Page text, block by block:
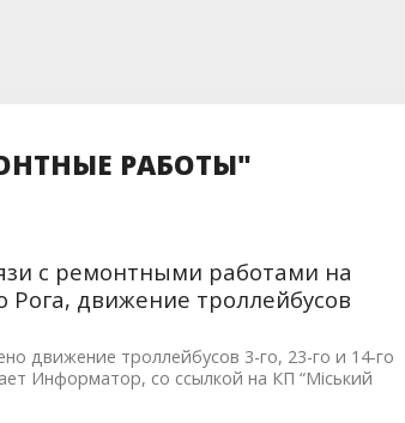
РАБОТЫ"
с ремонтными работами на
Рога, движение троллейбусов
движение троллейбусов 3-го, 23-го и 14-го
Информатор, со ссылкой на КП “Міський